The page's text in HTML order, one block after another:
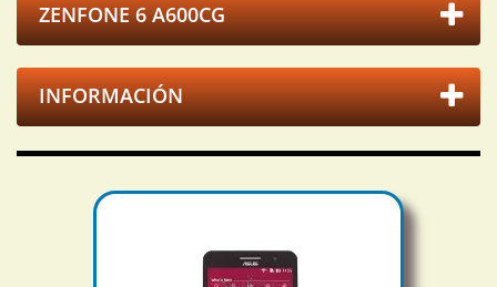
ZENFONE 6 A600CG
INFORMACIÓN